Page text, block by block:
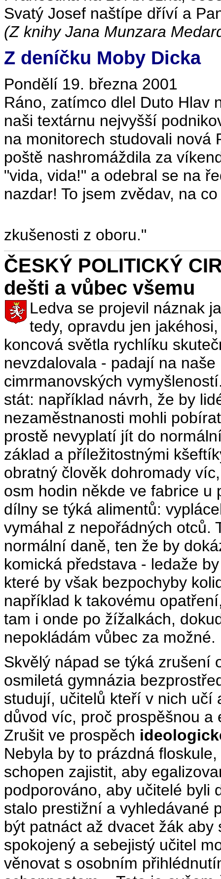
Svatý Josef naštípe dříví a
(Z knihy Jana Munzara
Z deníčku Moby Dicka
Pondělí 19. března 2001
Ráno, zatímco dlel Duto Hlav
naši textárnu nejvyšší
na monitorech studovali nová
poště nashromáždila za
"vida, vida!" a odebral se na
nazdar! To jsem zvědav, na
zkušenosti z oboru."
ČESKÝ POLITICKÝ
dešti a vůbec všemu
Ledva se projevil náznak
tedy, opravdu jen
koncová světla rychlíku
nevzdalovala - padají na
cimrmanovských
stát: například návrh, že by
nezaměstnanosti mohli
prostě nevyplatí jít do
základ a příležitostnými
obratný člověk dohromady
osm hodin někde ve fabrice
dílny se týká alimentů:
vymáhal z nepořádných otců.
normální daně, ten že by
komická představa - ledaže
které by však bezpochyby
například k takovému
tam i onde po žížalkách,
nepokládám vůbec za možné.
Skvělý nápad se týká zrušení
osmiletá gymnázia
studují, učitelů kteří v nich učí
důvod víc, proč prospěšnou
Zrušit ve prospěch
Nebyla by to prázdná
schopen zajistit, aby
podporováno, aby učitelé byli
stalo prestižní a vyhledávané
být patnáct až dvacet žák
spokojený a sebejistý učitel
věnovat s osobním